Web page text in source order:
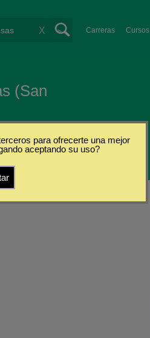
Carreras Cursos
X
(San
para ofrecerte una mejor
aceptando su uso?